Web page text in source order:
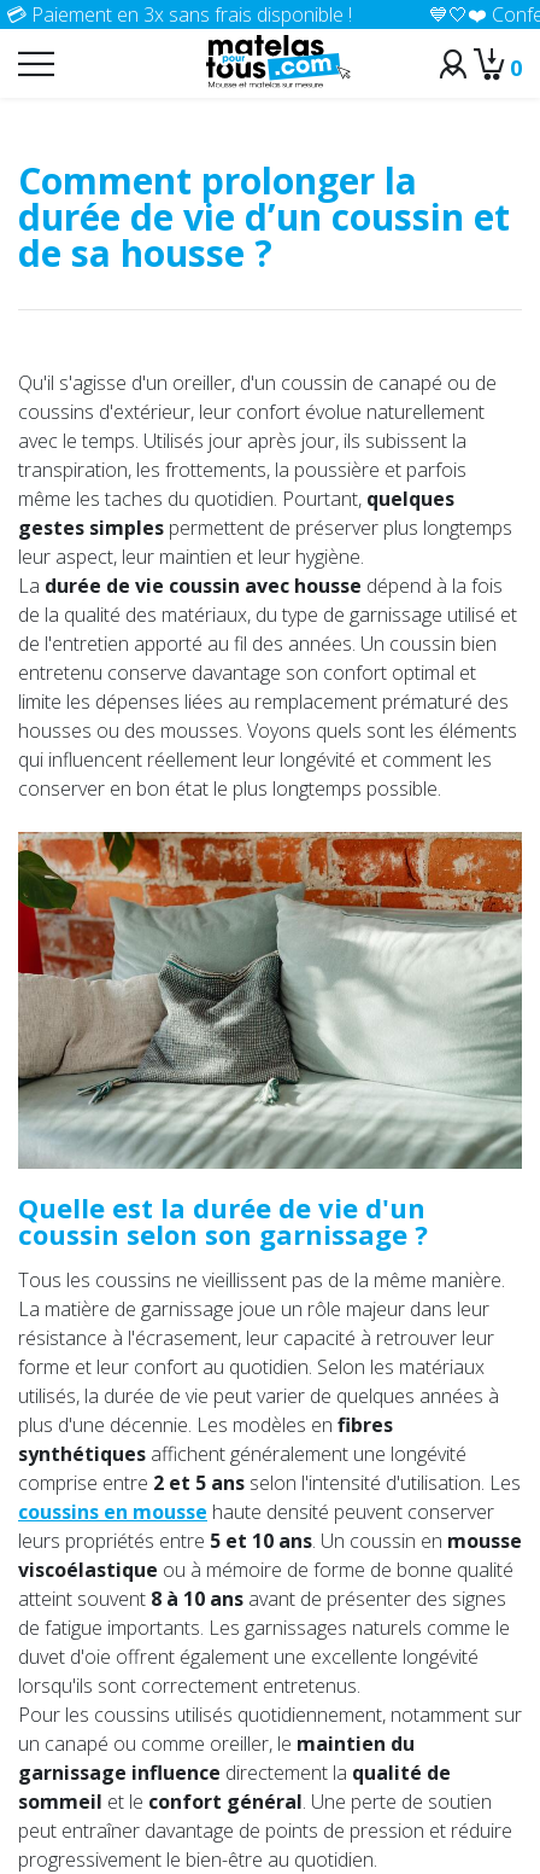
en 3x sans frais disponible ! 💙🤍❤️ Confection
0
Accueil
Comment prolonger la
durée de vie d’un coussin et
de sa housse ?
Qu'il s'agisse d'un oreiller, d'un coussin de canapé ou de
coussins d'extérieur, leur confort évolue naturellement
avec le temps. Utilisés jour après jour, ils subissent la
transpiration, les frottements, la poussière et parfois
même les taches du quotidien. Pourtant, quelques
gestes simples permettent de préserver plus longtemps
leur aspect, leur maintien et leur hygiène.
La durée de vie coussin avec housse dépend à la fois
de la qualité des matériaux, du type de garnissage utilisé et
de l'entretien apporté au fil des années. Un coussin bien
entretenu conserve davantage son confort optimal et
limite les dépenses liées au remplacement prématuré des
housses ou des mousses. Voyons quels sont les éléments
qui influencent réellement leur longévité et comment les
conserver en bon état le plus longtemps possible.
Quelle est la durée de vie d'un
coussin selon son garnissage ?
Tous les coussins ne vieillissent pas de la même manière.
La matière de garnissage joue un rôle majeur dans leur
résistance à l'écrasement, leur capacité à retrouver leur
forme et leur confort au quotidien. Selon les matériaux
utilisés, la durée de vie peut varier de quelques années à
plus d'une décennie. Les modèles en fibres
synthétiques affichent généralement une longévité
comprise entre 2 et 5 ans selon l'intensité d'utilisation. Les
coussins en mousse haute densité peuvent conserver
leurs propriétés entre 5 et 10 ans. Un coussin en mousse
viscoélastique ou à mémoire de forme de bonne qualité
atteint souvent 8 à 10 ans avant de présenter des signes
de fatigue importants. Les garnissages naturels comme le
duvet d'oie offrent également une excellente longévité
lorsqu'ils sont correctement entretenus.
Pour les coussins utilisés quotidiennement, notamment sur
un canapé ou comme oreiller, le maintien du
garnissage influence directement la qualité de
sommeil et le confort général. Une perte de soutien
peut entraîner davantage de points de pression et réduire
progressivement le bien-être au quotidien.